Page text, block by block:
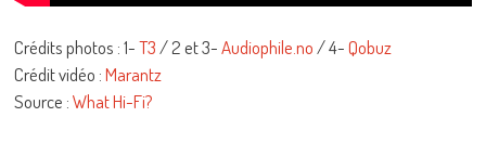
Crédits photos : 1-T3/ 2 et 3-Audiophile.no/ 4-Qobuz
Crédit vidéo :Marantz
Source :What Hi-Fi?